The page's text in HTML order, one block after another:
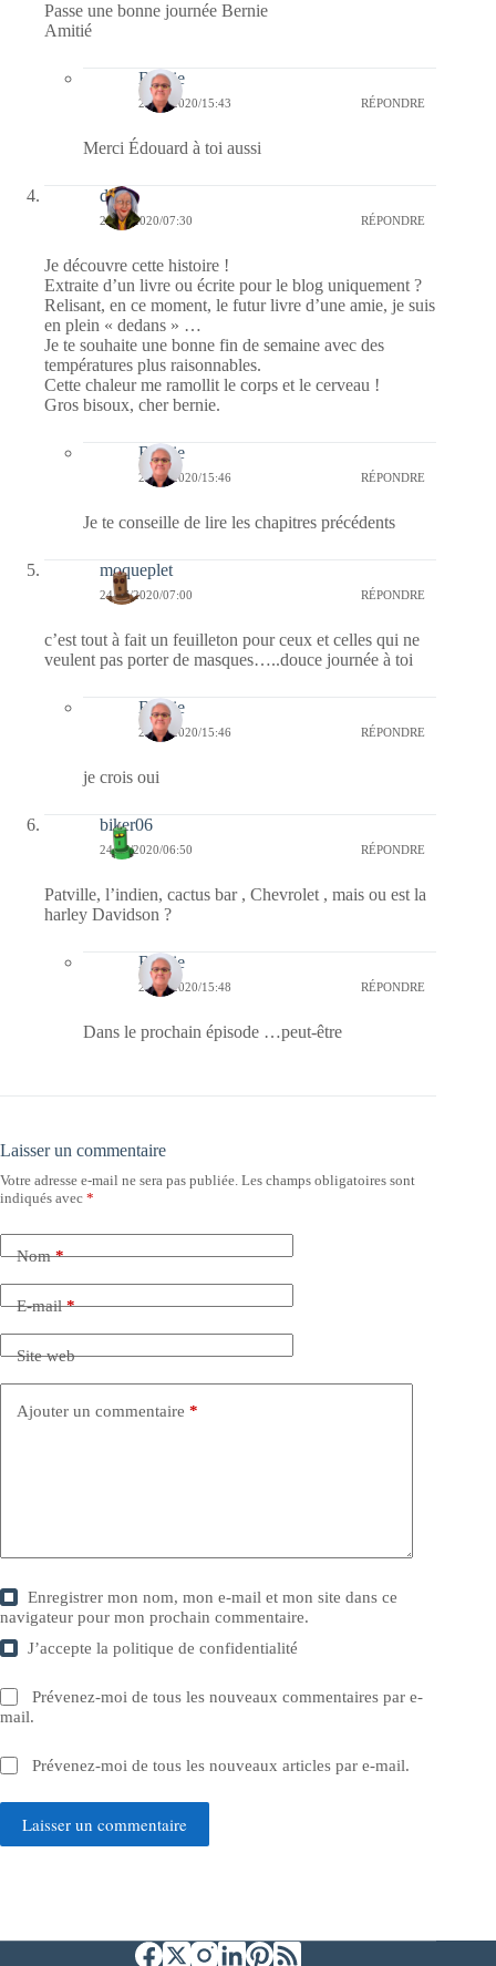
Passe une bonne journée Bernie
Amitié
Bernie
24/07/2020/15:43 RÉPONDRE
Merci Édouard à toi aussi
dom
24/07/2020/07:30 RÉPONDRE
Je découvre cette histoire !
Extraite d’un livre ou écrite pour le blog uniquement ?
Relisant, en ce moment, le futur livre d’une amie, je suis
en plein « dedans » …
Je te souhaite une bonne fin de semaine avec des
températures plus raisonnables.
Cette chaleur me ramollit le corps et le cerveau !
Gros bisoux, cher bernie.
Bernie
24/07/2020/15:46 RÉPONDRE
Je te conseille de lire les chapitres précédents
moqueplet
24/07/2020/07:00 RÉPONDRE
c’est tout à fait un feuilleton pour ceux et celles qui ne
veulent pas porter de masques…..douce journée à toi
Bernie
24/07/2020/15:46 RÉPONDRE
je crois oui
biker06
24/07/2020/06:50 RÉPONDRE
Patville, l’indien, cactus bar , Chevrolet , mais ou est la
harley Davidson ?
Bernie
24/07/2020/15:48 RÉPONDRE
Dans le prochain épisode …peut-être
Laisser un commentaire
Votre adresse e-mail ne sera pas publiée. Les champs obligatoires sont
indiqués avec *
Nom*
E-mail*
Site web
Ajouter un commentaire *
Enregistrer mon nom, mon e-mail et mon site dans ce
navigateur pour mon prochain commentaire.
J’accepte lapolitique de confidentialité
Prévenez-moi de tous les nouveaux commentaires par e-
mail.
Prévenez-moi de tous les nouveaux articles par e-mail.
Laisser un commentaire